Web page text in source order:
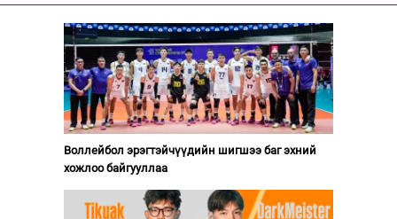
Воллейбол эрэгтэйчүүдийн шигшээ баг эхний
хожлоо байгууллаа